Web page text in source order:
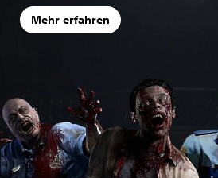
Mehr erfahren